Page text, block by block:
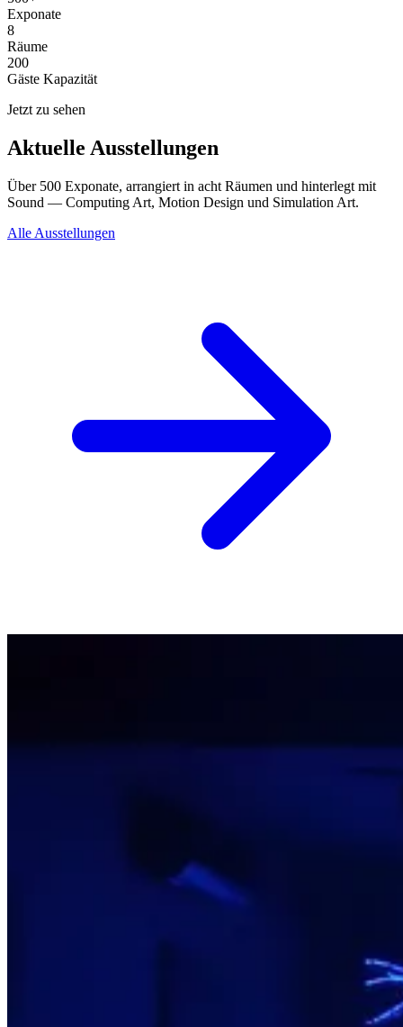
Exponate
8
Räume
200
Gäste Kapazität
Jetzt zu sehen
Aktuelle Ausstellungen
Über 500 Exponate, arrangiert in acht Räumen und hinterlegt mit
Sound — Computing Art, Motion Design und Simulation Art.
Alle Ausstellungen